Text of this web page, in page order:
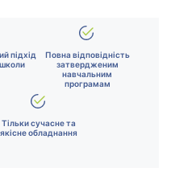
підхід
Повна відповідність
затвердженим
навчальним
програмам
Тільки сучасне та
якісне обладнання